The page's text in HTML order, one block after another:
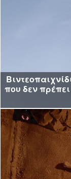
που δεν